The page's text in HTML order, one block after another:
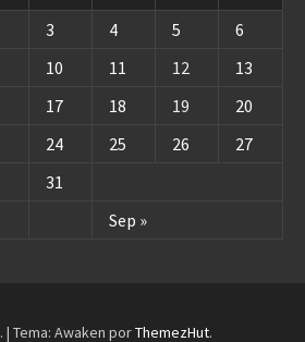
Sep »
3 4 5
6
10 11 12
13
17 18 19
20
24 25 26
27
31
. | Tema: Awaken porThemezHut.